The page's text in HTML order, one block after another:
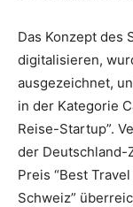
Das Konzept des
digitalisieren,
ausgezeichnet,
in der Kategorie
Reise-Startup”.
der Deutschland-
Preis “Best
Schweiz”